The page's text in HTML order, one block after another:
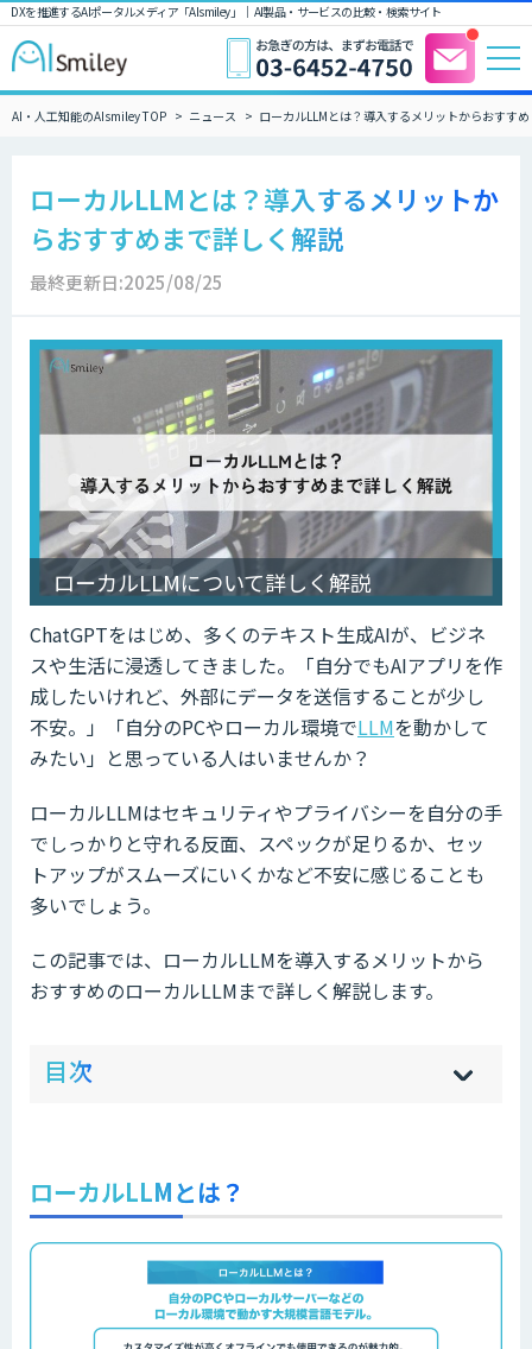
DXを推進するAIポータルメディア「AIsmiley」｜ AI製品・サービスの比較・検索サイト
AI・人工知能のAIsmiley TOP ニュース ローカルLLMとは？導入するメリットからおすす
ローカルLLMとは？導入するメリットか
らおすすめまで詳しく解説
最終更新日:2025/08/25
ローカルLLMについて詳しく解説
ChatGPTをはじめ、多くのテキスト生成AIが、ビジネ
スや生活に浸透してきました。「自分でもAIアプリを作
成したいけれど、外部にデータを送信することが少し
不安。」「自分のPCやローカル環境でLLMを動かして
みたい」と思っている人はいませんか？
ローカルLLMはセキュリティやプライバシーを自分の手
でしっかりと守れる反面、スペックが足りるか、セッ
トアップがスムーズにいくかなど不安に感じることも
多いでしょう。
この記事では、ローカルLLMを導入するメリットから
おすすめのローカルLLMまで詳しく解説します。
目次 hi
]
sh
]
ローカルLLMとは？